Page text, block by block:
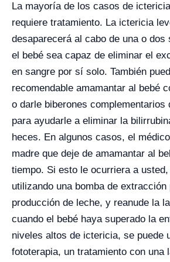
La mayoría de los casos de
requiere tratamiento. La ictericia
desaparecerá al cabo de una o dos
el bebé sea capaz de eliminar el
en sangre por sí solo. También
recomendable amamantar al bebé
o darle biberones complementarios
para ayudarle a eliminar la
heces. En algunos casos, el
madre que deje de amamantar al
tiempo. Si esto le ocurriera a
utilizando una bomba de
producción de leche, y reanude la
cuando el bebé haya superado la
niveles altos de ictericia, se puede
fototerapia, un tratamiento con una